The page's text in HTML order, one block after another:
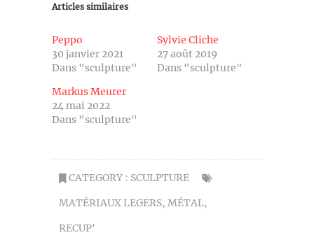
Articles similaires
Peppo
30 janvier 2021
Dans "sculpture"
Sylvie Cliche
27 août 2019
Dans "sculpture"
Markus Meurer
24 mai 2022
Dans "sculpture"
CATEGORY : SCULPTURE
MATÉRIAUX LEGERS, MÉTAL,
RECUP'